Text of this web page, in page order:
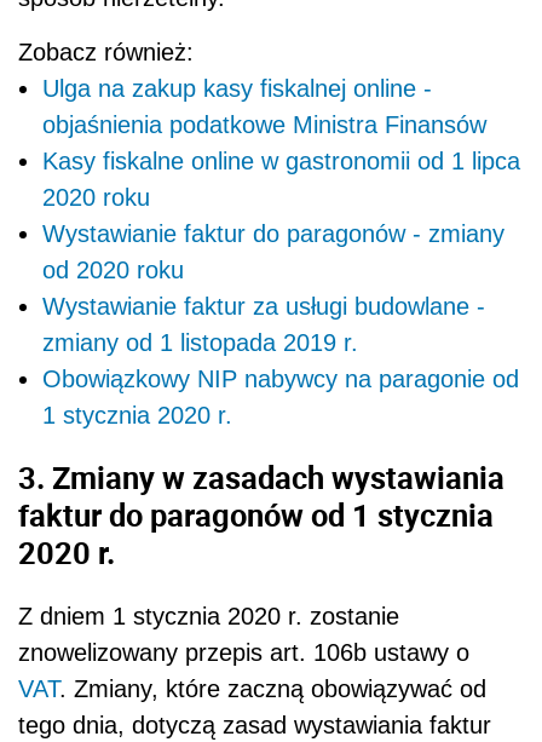
Zobacz również:
Ulga na zakup kasy fiskalnej online -
objaśnienia podatkowe Ministra Finansów
Kasy fiskalne online w gastronomii od 1 lipca
2020 roku
Wystawianie faktur do paragonów - zmiany
od 2020 roku
Wystawianie faktur za usługi budowlane -
zmiany od 1 listopada 2019 r.
Obowiązkowy NIP nabywcy na paragonie od
1 stycznia 2020 r.
3. Zmiany w zasadach wystawiania
faktur do paragonów od 1 stycznia
2020 r.
Z dniem 1 stycznia 2020 r. zostanie
znowelizowany przepis art. 106b ustawy o
VAT. Zmiany, które zaczną obowiązywać od
tego dnia, dotyczą zasad wystawiania faktur